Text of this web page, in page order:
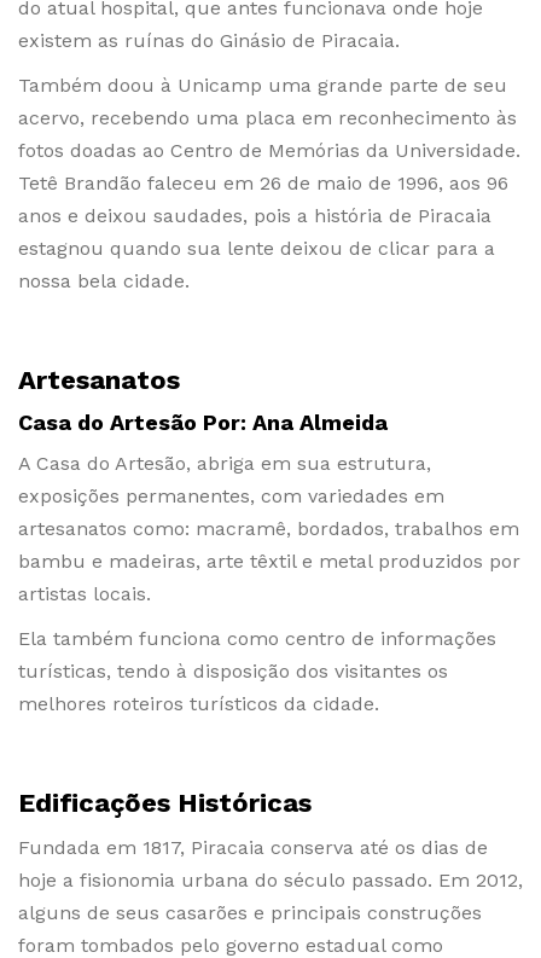
do atual hospital, que antes funcionava onde hoje
existem as ruínas do Ginásio de Piracaia.
Também doou à Unicamp uma grande parte de seu
acervo, recebendo uma placa em reconhecimento às
fotos doadas ao Centro de Memórias da Universidade.
Tetê Brandão faleceu em 26 de maio de 1996, aos 96
anos e deixou saudades, pois a história de Piracaia
estagnou quando sua lente deixou de clicar para a
nossa bela cidade.
Artesanatos
Casa do Artesão Por: Ana Almeida
A Casa do Artesão, abriga em sua estrutura,
exposições permanentes, com variedades em
artesanatos como: macramê, bordados, trabalhos em
bambu e madeiras, arte têxtil e metal produzidos por
artistas locais.
Ela também funciona como centro de informações
turísticas, tendo à disposição dos visitantes os
melhores roteiros turísticos da cidade.
Edificações Históricas
Fundada em 1817, Piracaia conserva até os dias de
hoje a fisionomia urbana do século passado. Em 2012,
alguns de seus casarões e principais construções
foram tombados pelo governo estadual como